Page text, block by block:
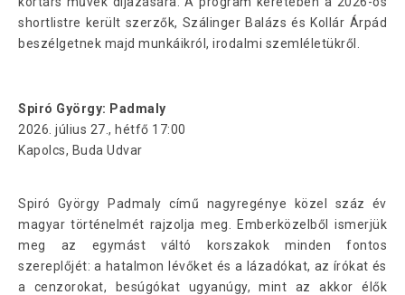
shortlistre került szerzők, Szálinger Balázs és Kollár Árpád
beszélgetnek majd munkáikról, irodalmi szemléletükről.
Spiró György: Padmaly
2026. július 27., hétfő 17:00
Kapolcs, Buda Udvar
Spiró György Padmaly című nagyregénye közel száz év
magyar történelmét rajzolja meg. Emberközelből ismerjük
meg az egymást váltó korszakok minden fontos
szereplőjét: a hatalmon lévőket és a lázadókat, az írókat és
a cenzorokat, besúgókat ugyanúgy, mint az akkor élők